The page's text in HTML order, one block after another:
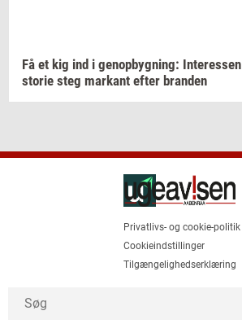
Få et kig ind i genop­byg­ning: In­ter­es­sen
sto­rie steg mar­kant efter bran­den
Privatlivs- og cookie-politik
Cookieindstillinger
Tilgængelighedserklæring